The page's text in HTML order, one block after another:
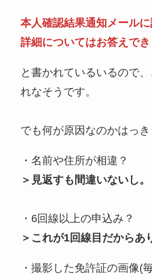
本人確認結果通知メール
詳細についてはお答えでき
と書かれているいるので
れなそうです。
でも何が原因なのかはっき
・名前や住所が相違？
＞見返すも間違いないし。
・6回線以上の申込み？
＞これが1回線目だからあ
・撮影した免許証の画像(